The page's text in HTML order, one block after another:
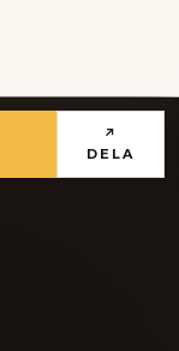
↗
DELA